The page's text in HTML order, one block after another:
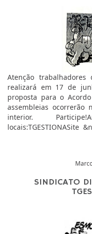
Atenção trabalhadores
realizará em 17 de
proposta para o
assembleias
interior.
locais:TGESTIONASite
SINDICATO